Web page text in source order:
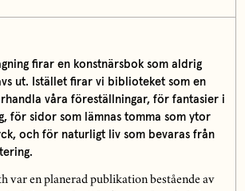
firar en konstnärsbok som aldrig
ut. Istället firar vi biblioteket som en
våra föreställningar, för fantasier i
för sidor som lämnas tomma som ytor
och för naturligt liv som bevaras från
var en planerad publikation bestående av